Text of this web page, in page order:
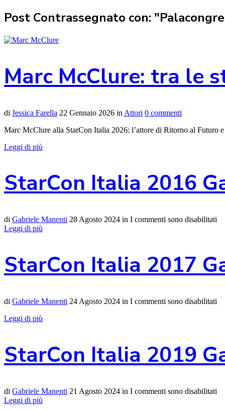
Post Contrassegnato con:
Marc McClure: tra le
di Jessica Farella 22 Gennaio 2026 in Attori 0 commenti
Marc McClure alla StarCon Italia 2026: l’attore di Ritorno al Futuro
Leggi di più
StarCon Italia 2016
di Gabriele Manenti 28 Agosto 2024 in I commenti sono disabilitati
Leggi di più
StarCon Italia 2017
di Gabriele Manenti 24 Agosto 2024 in I commenti sono disabilitati
Leggi di più
StarCon Italia 2019
di Gabriele Manenti 21 Agosto 2024 in I commenti sono disabilitati
Leggi di più